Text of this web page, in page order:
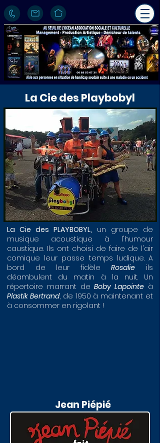
La Cie des Playbobyl
La Cie des PLAYBOBYL, un groupe de
musique acoustique à l'humour
caustique. Ils ont choisi de faire de l'air
comique leur passe temps ludique. A
bord de leur fidèleRosalie ils
déambulent du matin à la nuit. Un
répertoire marrant deBoby Lapointe à
Plastik Bertrand, de 1950 à maintenant et
à consommer en rigolant !
Jean Piépié